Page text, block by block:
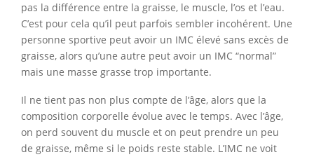
pas la différence entre la graisse, le muscle, l’os et l’eau.
C’est pour cela qu’il peut parfois sembler incohérent. Une
personne sportive peut avoir un IMC élevé sans excès de
graisse, alors qu’une autre peut avoir un IMC “normal”
mais une masse grasse trop importante.
Il ne tient pas non plus compte de l’âge, alors que la
composition corporelle évolue avec le temps. Avec l’âge,
on perd souvent du muscle et on peut prendre un peu
de graisse, même si le poids reste stable. L’IMC ne voit